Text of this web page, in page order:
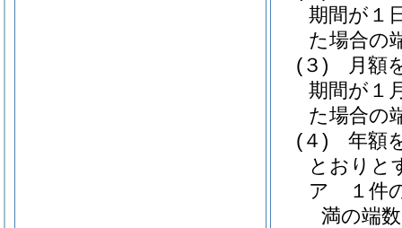
期間が１
た場合の
(３)
月額
期間が１
た場合の
(４)
年額
とおりと
ア
１件
満の端